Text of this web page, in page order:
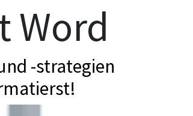
Word
-strategien